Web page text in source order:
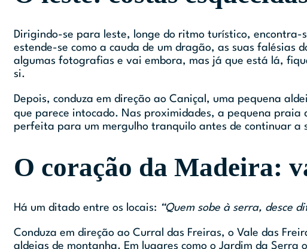
Dirigindo-se para leste, longe do ritmo turístico, encontra-
estende-se como a cauda de um dragão, as suas
algumas fotografias e vai embora, mas já que está lá,
si.
Depois, conduza em direção ao Caniçal, uma pequena
que parece intocado. Nas proximidades, a pequena praia
perfeita para um mergulho tranquilo antes de continuar a
O coração da Madeira:
Há um ditado entre os locais: “Quem sobe à serra, desce
Conduza em direção ao Curral das Freiras, o Vale das
aldeias de montanha. Em lugares como o Jardim da